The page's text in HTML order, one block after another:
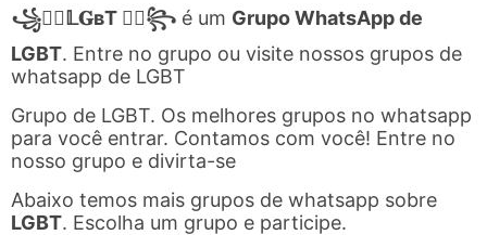
꧁🏳️‍🌈𝕃𝐆ʙT 🏳️‍🌈꧂ é um Grupo WhatsApp de
LGBT. Entre no grupo ou visite nossos grupos de
whatsapp de LGBT
Grupo de LGBT. Os melhores grupos no whatsapp
para você entrar. Contamos com você! Entre no
nosso grupo e divirta-se
Abaixo temos mais grupos de whatsapp sobre
LGBT. Escolha um grupo e participe.